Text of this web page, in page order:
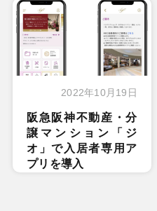
2022年10月19日
阪急阪神不動産・分
譲マンション「ジ
オ」で入居者専用ア
プリを導入